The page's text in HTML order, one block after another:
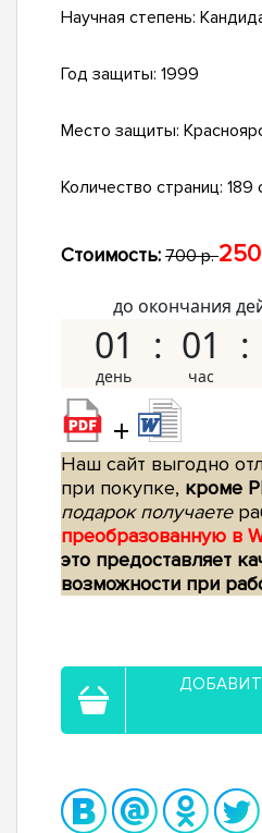
Научная степень:
Год защиты: 1999
Место защиты:
Количество страниц: 189
Стоимость: 700 р.
до окончания
01 01
+
Наш сайт выгодно
при покупке, кроме
подарок получаете
преобразованную в
это предоставляет
возможности при